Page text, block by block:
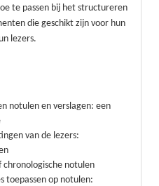
te passen bij het structureren
die geschikt zijn voor hun
lezers.
notulen en verslagen: een
van de lezers:
chronologische notulen
toepassen op notulen: